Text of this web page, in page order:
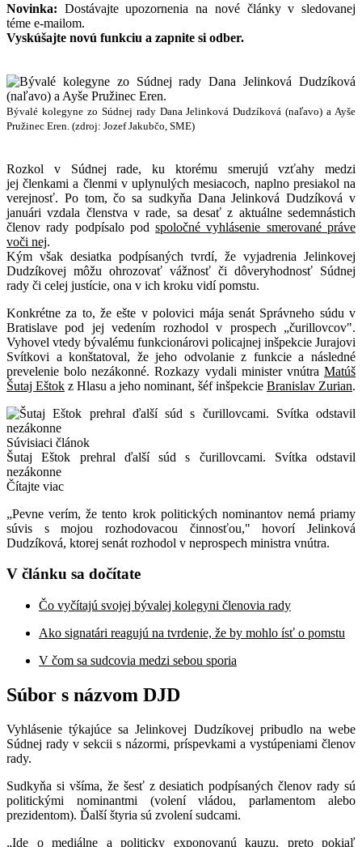
Novinka: Dostávajte upozornenia na nové články v sledovanej
téme e-mailom.
Vyskúšajte novú funkciu a zapnite si odber.
Bývalé kolegyne zo Súdnej rady Dana Jelinková Dudzíková (naľavo) a Ayše
Pružinec Eren. (zdroj: Jozef Jakubčo, SME)
Rozkol v Súdnej rade, ku ktorému smerujú vzťahy medzi
jej členkami a členmi v uplynulých mesiacoch, naplno presiakol na
verejnosť. Po tom, čo sa sudkyňa Dana Jelinková Dudzíková v
januári vzdala členstva v rade, sa desať z aktuálne sedemnástich
členov rady podpísalo podspoločné vyhlásenie smerované práve
voči nej.
Kým však desiatka podpísaných tvrdí, že vyjadrenia Jelinkovej
Dudzíkovej môžu ohrozovať vážnosť či dôveryhodnosť Súdnej
rady či celej justície, ona v ich kroku vidí pomstu.
Konkrétne za to, že ešte v polovici mája senát Správneho súdu v
Bratislave pod jej vedením rozhodol v prospech „čurillovcov".
Vyhovel vtedy bývalému funkcionárovi policajnej inšpekcie Jurajovi
Svítkovi a konštatoval, že jeho odvolanie z funkcie a následné
prevelenie bolo nezákonné. Rozkazy vydali minister vnútra Matúš
Šutaj Eštok z Hlasu a jeho nominant, šéf inšpekcie Branislav Zurian.
Súvisiaci článok
Šutaj Eštok prehral ďalší súd s čurillovcami. Svítka odstavil
nezákonne
Čítajte viac
„Pevne verím, že tento krok politických nominantov nemá priamy
súvis s mojou rozhodovacou činnosťou," hovorí Jelinková
Dudzíková, ktorej senát rozhodol v neprospech ministra vnútra.
V článku sa dočítate
Čo vyčítajú svojej bývalej kolegyni členovia rady
Ako signatári reagujú na tvrdenie, že by mohlo ísť o pomstu
V čom sa sudcovia medzi sebou sporia
Súbor s názvom DJD
Vyhlásenie týkajúce sa Jelinkovej Dudzíkovej pribudlo na webe
Súdnej rady v sekcii s názormi, príspevkami a vystúpeniami členov
rady.
Sudkyňa si všíma, že šesť z desiatich podpísaných členov rady sú
politickými nominantmi (volení vládou, parlamentom alebo
prezidentom). Ďalší štyria sú zvolení sudcami.
„Ide o mediálne a politicky exponovanú kauzu, preto pokiaľ